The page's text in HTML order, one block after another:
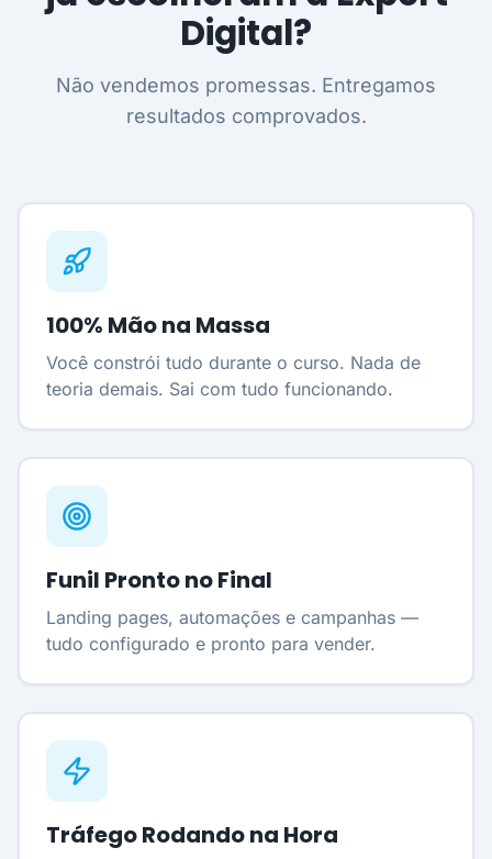
Digital?
Não vendemos promessas. Entregamos
resultados comprovados.
100% Mão na Massa
Você constrói tudo durante o curso. Nada de
teoria demais. Sai com tudo funcionando.
Funil Pronto no Final
Landing pages, automações e campanhas —
tudo configurado e pronto para vender.
Tráfego Rodando na Hora